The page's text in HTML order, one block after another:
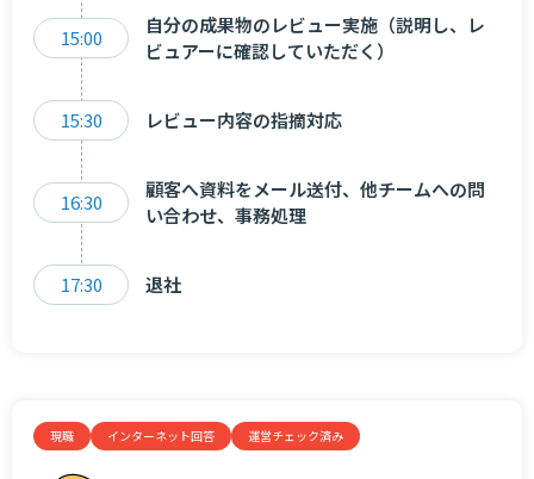
15:00
自分の成果物のレビュー実施（説明し、レ
ビュアーに確認していただく）
15:30 レビュー内容の指摘対応
16:30
顧客へ資料をメール送付、他チームへの問
い合わせ、事務処理
17:30 退社
現職 インターネット回答 運営チェック済み